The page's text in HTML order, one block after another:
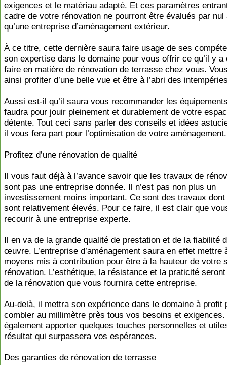
exigences et le matériau adapté. Et ces paramètres
cadre de votre rénovation ne pourront être évalués par nul
qu’une entreprise d’aménagement extérieur.
À ce titre, cette dernière saura faire usage de ses
son expertise dans le domaine pour vous offrir ce qu’il y a
faire en matière de rénovation de terrasse chez vous.
ainsi profiter d’une belle vue et être à l’abri des
Aussi est-il qu’il saura vous recommander les
faudra pour jouir pleinement et durablement de votre
détente. Tout ceci sans parler des conseils et idées
il vous fera part pour l’optimisation de votre aménagement.
Profitez d’une rénovation de qualité
Il vous faut déjà à l’avance savoir que les travaux de
sont pas une entreprise donnée. Il n’est pas non plus un
investissement moins important. Ce sont des travaux
sont relativement élevés. Pour ce faire, il est clair que
recourir à une entreprise experte.
Il en va de la grande qualité de prestation et de la fiabilité
œuvre. L’entreprise d’aménagement saura en effet mettre
moyens mis à contribution pour être à la hauteur de votre
rénovation. L’esthétique, la résistance et la praticité
de la rénovation que vous fournira cette entreprise.
Au-delà, il mettra son expérience dans le domaine à profit
combler au millimètre près tous vos besoins et
également apporter quelques touches personnelles et
résultat qui surpassera vos espérances.
Des garanties de rénovation de terrasse